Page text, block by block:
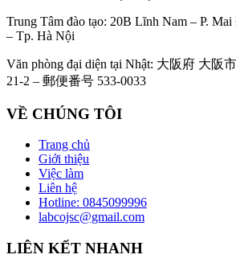
Trung Tâm đào tạo: 20B Lĩnh Nam – P.
– Tp. Hà Nội
Văn phòng đại diện tại Nhật: 大阪府 大阪
21-2 – 郵便番号 533-0033
VỀ CHÚNG TÔI
Trang chủ
Giới thiệu
Việc làm
Liên hệ
Hotline: 0845099996
labcojsc@gmail.com
LIÊN KẾT NHANH